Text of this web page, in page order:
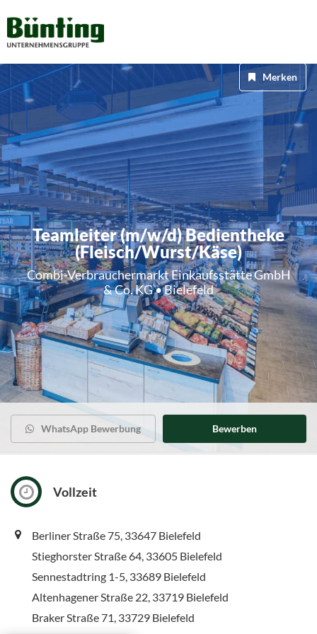
Teamleiter (m/w/d) Bedientheke
(Fleisch/Wurst/Käse)
Combi-Verbrauchermarkt Einkaufsstätte GmbH
& Co. KG • Bielefeld
Merken
WhatsApp Bewerbung Bewerben
Vollzeit
Berliner Straße 75, 33647 Bielefeld
Stieghorster Straße 64, 33605 Bielefeld
Sennestadtring 1-5, 33689 Bielefeld
Altenhagener Straße 22, 33719 Bielefeld
Braker Straße 71, 33729 Bielefeld